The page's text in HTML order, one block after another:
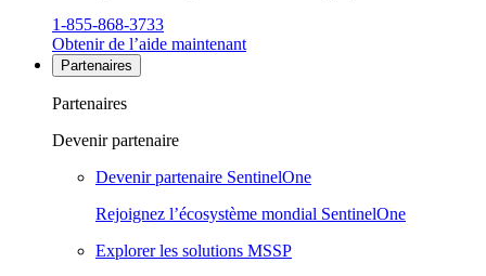
1-855-868-3733
Obtenir de l’aide maintenant
Partenaires
Partenaires
Devenir partenaire
Devenir partenaire SentinelOne
Rejoignez l’écosystème mondial SentinelOne
Explorer les solutions MSSP